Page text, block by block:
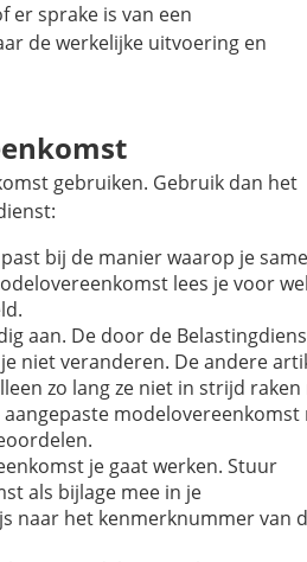
er sprake is van een
de werkelijke uitvoering en
gebruiken. Gebruik dan het
bij de manier waarop je
lees je voor
aan. De door de
niet veranderen. De andere
zo lang ze niet in strijd
modelovereenkomst
je gaat werken. Stuur
als bijlage mee in je
naar het kenmerknummer van